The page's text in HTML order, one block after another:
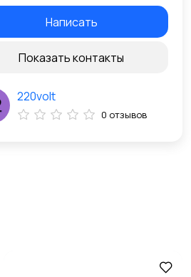
Написать
Показать контакты
220volt
0 отзывов